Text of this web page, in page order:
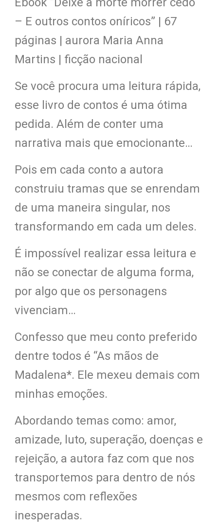
– E outros contos oníricos” | 67
páginas | aurora Maria Anna
Martins | ficção nacional
Se você procura uma leitura rápida,
esse livro de contos é uma ótima
pedida. Além de conter uma
narrativa mais que emocionante…
Pois em cada conto a autora
construiu tramas que se enrendam
de uma maneira singular, nos
transformando em cada um deles.
É impossível realizar essa leitura e
não se conectar de alguma forma,
por algo que os personagens
vivenciam…
Confesso que meu conto preferido
dentre todos é “As mãos de
Madalena*. Ele mexeu demais com
minhas emoções.
Abordando temas como: amor,
amizade, luto, superação, doenças e
rejeição, a autora faz com que nos
transportemos para dentro de nós
mesmos com reflexões
inesperadas.